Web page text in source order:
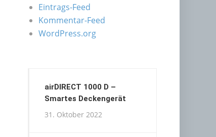
Eintrags-Feed
Kommentar-Feed
WordPress.org
airDIRECT 1000 D –
Smartes Deckengerät
31. Oktober 2022